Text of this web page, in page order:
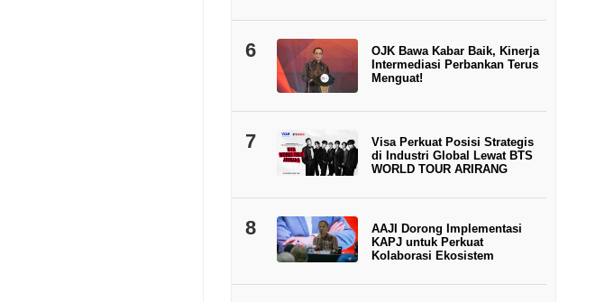
6
OJK Bawa Kabar Baik, Kinerja
Intermediasi Perbankan Terus
Menguat!
7
Visa Perkuat Posisi Strategis
di Industri Global Lewat BTS
WORLD TOUR ARIRANG
8
AAJI Dorong Implementasi
KAPJ untuk Perkuat
Kolaborasi Ekosistem